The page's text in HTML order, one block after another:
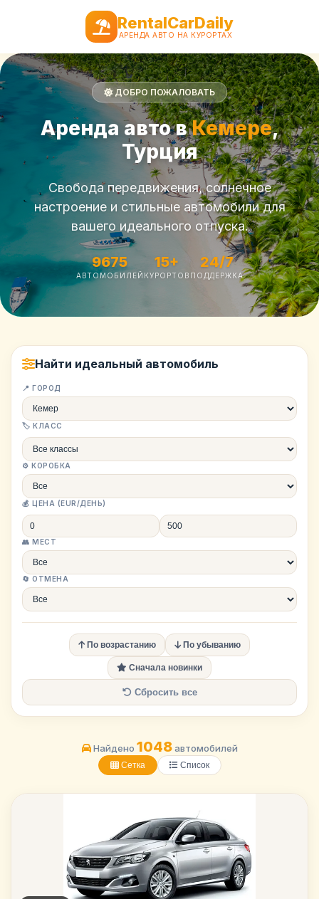
RentalCarDaily
АРЕНДА АВТО НА КУРОРТАХ
ДОБРО ПОЖАЛОВАТЬ
Аренда авто вКемере,
Турция
Свобода передвижения, солнечное
настроение и стильные автомобили для
вашего идеального отпуска.
9675
АВТОМОБИЛЕЙ
15+
КУРОРТОВ
24/7
ПОДДЕРЖКА
Найти идеальный автомобиль
📍 ГОРОД
🏷️ КЛАСС
⚙️ КОРОБКА
💰 ЦЕНА (EUR/ДЕНЬ)
👥 МЕСТ
🔄 ОТМЕНА
По возрастанию По убыванию
Сначала новинки
Сбросить все
Найдено 1048автомобилей
Сетка Список